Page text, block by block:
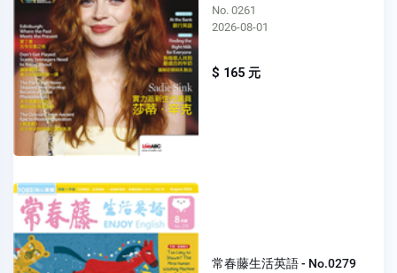
No. 0261
2026-08-01
$ 165 元
常春藤生活英語 - No.0279